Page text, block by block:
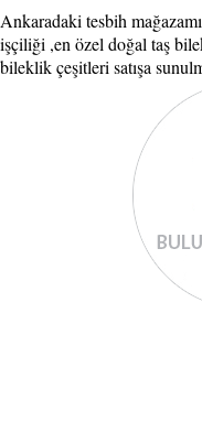
Ankaradaki tesbih
işçiliği ,en özel doğal taş
bileklik çeşitleri satışa